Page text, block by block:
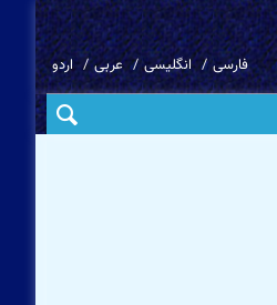
فارسی انگلیسی عربی اردو